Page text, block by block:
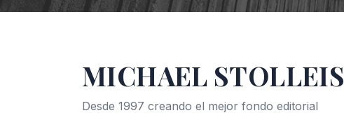
MICHAEL STOLLEIS
Desde 1997 creando el mejor fondo editorial